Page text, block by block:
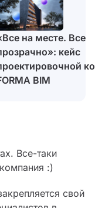
на месте. Все
кейс
BIM
Все-таки
:)
свой